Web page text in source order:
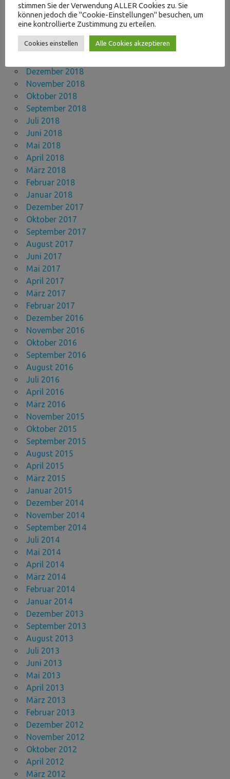
Juli 2019
Mai 2019
April 2019
März 2019
Dezember 2018
November 2018
Oktober 2018
September 2018
Juli 2018
Juni 2018
Mai 2018
April 2018
März 2018
Februar 2018
Januar 2018
Dezember 2017
Oktober 2017
September 2017
August 2017
Juni 2017
Mai 2017
April 2017
März 2017
Februar 2017
Dezember 2016
November 2016
Oktober 2016
September 2016
August 2016
Juli 2016
April 2016
März 2016
November 2015
Oktober 2015
September 2015
August 2015
April 2015
März 2015
Januar 2015
Dezember 2014
November 2014
September 2014
Juli 2014
Mai 2014
April 2014
März 2014
Februar 2014
Januar 2014
Dezember 2013
September 2013
August 2013
Juli 2013
Juni 2013
Mai 2013
April 2013
März 2013
Februar 2013
Dezember 2012
November 2012
Oktober 2012
April 2012
März 2012
stimmen Sie der Verwendung ALLER Cookies zu. Sie
können jedoch die "Cookie-Einstellungen" besuchen, um
eine kontrollierte Zustimmung zu erteilen.
Cookies einstellen Alle Cookies akzeptieren